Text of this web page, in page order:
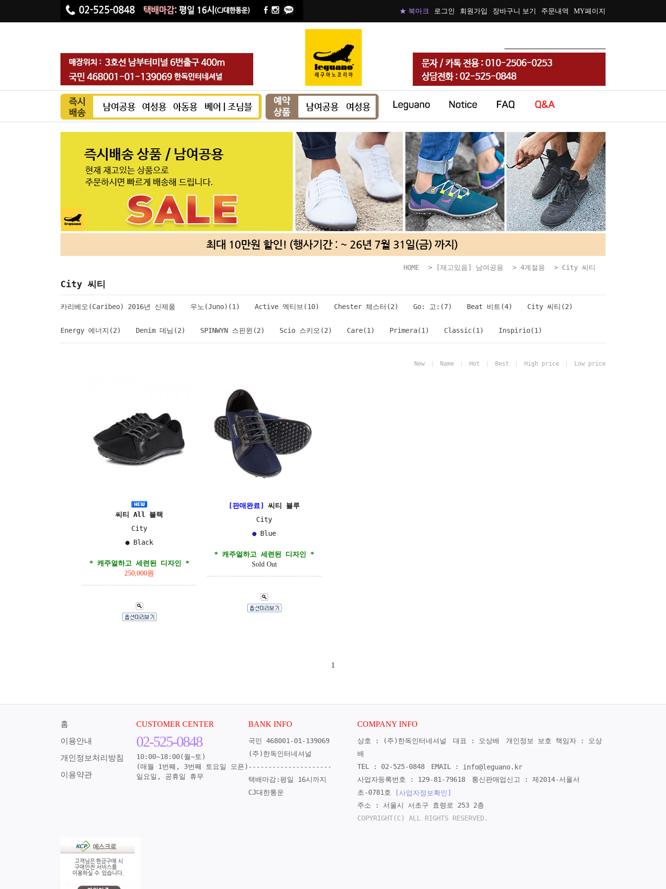
★ 북마크 로그인 회원가입 장바구니 보기 주문내역 MY페이지
HOME > [재고있음] 남여공용 > 4계절용 > City 씨티
City 씨티
카리베오(Caribeo) 2016년 신제품 우노(Juno)(1) Active 엑티브(10) Chester 체스터(2) Go: 고:(7) Beat 비트(4) City 씨티(2)
Energy 에너지(2) Denim 데님(2) SPINWYN 스핀윈(2) Scio 스키오(2) Care(1) Primera(1) Classic(1) Inspirio(1)
New Name Hot Best High price Low price
씨티 All 블랙
City
● Black
* 캐주얼하고 세련된 디자인 *
250,000원
[판매완료] 씨티 블루
City
● Blue
* 캐주얼하고 세련된 디자인 *
Sold Out
1
홈
이용안내
개인정보처리방침
이용약관
CUSTOMER CENTER
02-525-0848
10:00~18:00(월~토)
(매월 1번째, 3번째 토요일 오픈)
일요일, 공휴일 휴무
BANK INFO
국민 468001-01-139069
(주)한독인터네셔널
---------------------
택배마감:평일 16시까지
CJ대한통운
COMPANY INFO
상호 : (주)한독인터네셔널 대표 : 오상배
개인정보 보호 책임자 : 오상
배
TEL : 02-525-0848
EMAIL : info@leguano.kr
사업자등록번호 : 129-81-79618
통신판매업신고 : 제2014-서울서
초-0781호
[사업자정보확인]
주소 : 서울시 서초구 효령로 253 2층
COPYRIGHT(C) ALL RIGHTS RESERVED.